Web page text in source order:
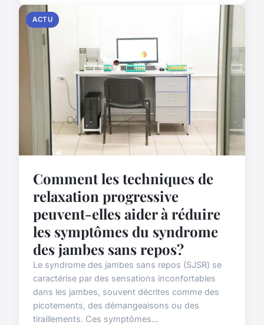
ACTU
Comment les techniques de
relaxation progressive
peuvent-elles aider à réduire
les symptômes du syndrome
des jambes sans repos?
Le syndrome des jambes sans repos (SJSR) se
caractérise par des sensations inconfortables
dans les jambes, souvent décrites comme des
picotements, des démangeaisons ou des
tiraillements. Ces symptômes...